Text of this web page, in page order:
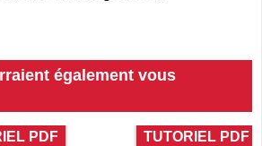
également vous
PDF TUTORIEL PDF